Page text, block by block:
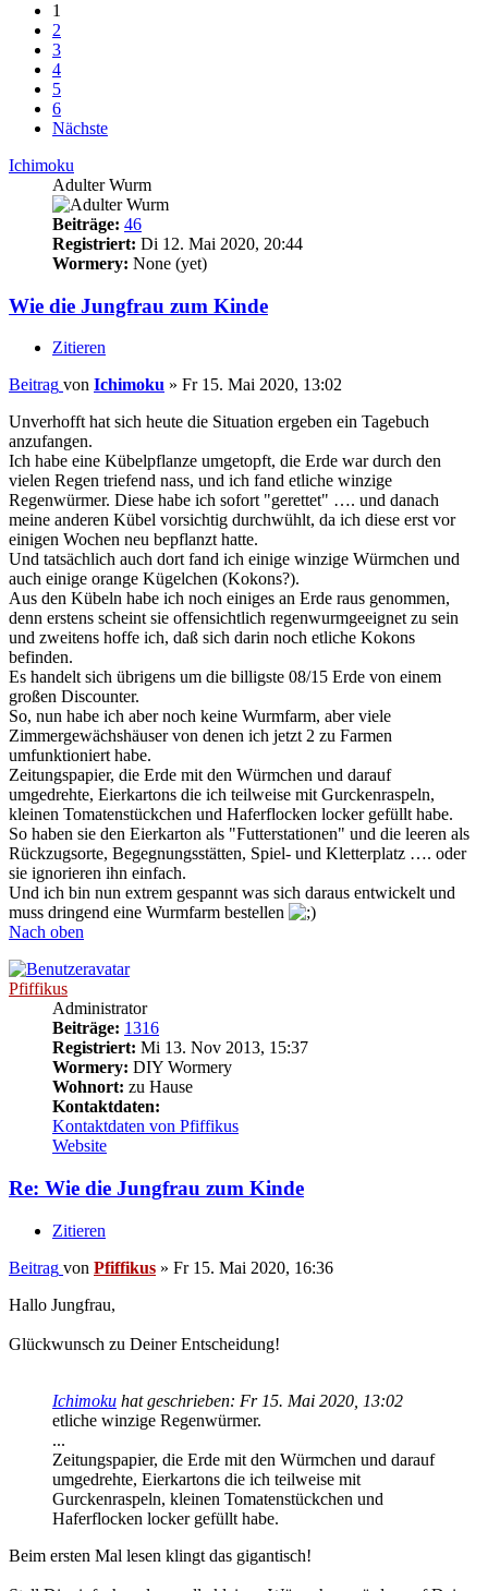
1
2
3
4
5
6
Nächste
Ichimoku
Adulter Wurm
Beiträge: 46
Registriert: Di 12. Mai 2020, 20:44
Wormery: None (yet)
Wie die Jungfrau zum Kinde
Zitieren
Beitrag von Ichimoku » Fr 15. Mai 2020, 13:02
Unverhofft hat sich heute die Situation ergeben ein Tagebuch
anzufangen.
Ich habe eine Kübelpflanze umgetopft, die Erde war durch den
vielen Regen triefend nass, und ich fand etliche winzige
Regenwürmer. Diese habe ich sofort "gerettet" …. und danach
meine anderen Kübel vorsichtig durchwühlt, da ich diese erst vor
einigen Wochen neu bepflanzt hatte.
Und tatsächlich auch dort fand ich einige winzige Würmchen und
auch einige orange Kügelchen (Kokons?).
Aus den Kübeln habe ich noch einiges an Erde raus genommen,
denn erstens scheint sie offensichtlich regenwurmgeeignet zu sein
und zweitens hoffe ich, daß sich darin noch etliche Kokons
befinden.
Es handelt sich übrigens um die billigste 08/15 Erde von einem
großen Discounter.
So, nun habe ich aber noch keine Wurmfarm, aber viele
Zimmergewächshäuser von denen ich jetzt 2 zu Farmen
umfunktioniert habe.
Zeitungspapier, die Erde mit den Würmchen und darauf
umgedrehte, Eierkartons die ich teilweise mit Gurckenraspeln,
kleinen Tomatenstückchen und Haferflocken locker gefüllt habe.
So haben sie den Eierkarton als "Futterstationen" und die leeren als
Rückzugsorte, Begegnungsstätten, Spiel- und Kletterplatz …. oder
sie ignorieren ihn einfach.
Und ich bin nun extrem gespannt was sich daraus entwickelt und
muss dringend eine Wurmfarm bestellen
Nach oben
Pfiffikus
Administrator
Beiträge: 1316
Registriert: Mi 13. Nov 2013, 15:37
Wormery: DIY Wormery
Wohnort: zu Hause
Kontaktdaten:
Kontaktdaten von Pfiffikus
Website
Re: Wie die Jungfrau zum Kinde
Zitieren
Beitrag von Pfiffikus » Fr 15. Mai 2020, 16:36
Hallo Jungfrau,
Glückwunsch zu Deiner Entscheidung!
Ichimoku hat geschrieben: Fr 15. Mai 2020, 13:02
etliche winzige Regenwürmer.
...
Zeitungspapier, die Erde mit den Würmchen und darauf
umgedrehte, Eierkartons die ich teilweise mit
Gurckenraspeln, kleinen Tomatenstückchen und
Haferflocken locker gefüllt habe.
Beim ersten Mal lesen klingt das gigantisch!